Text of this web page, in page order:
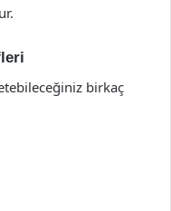
birkaç